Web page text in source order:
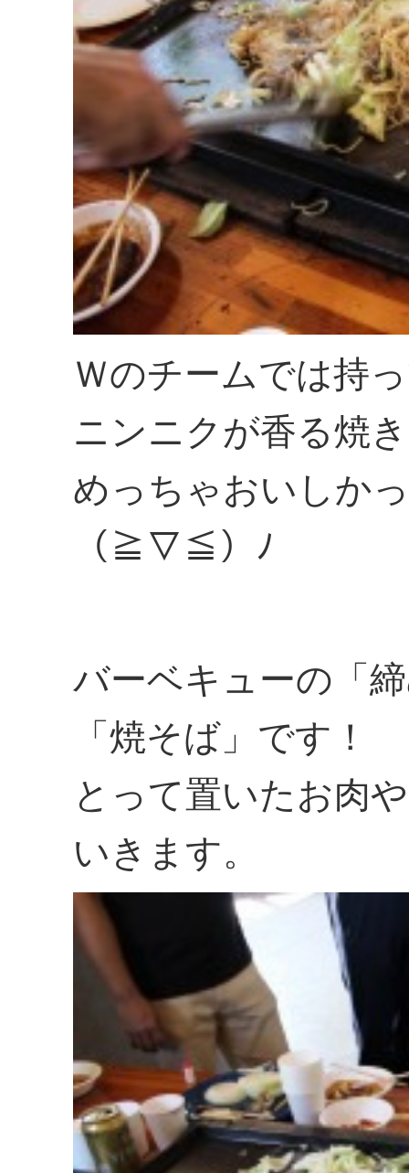
Ｗのチームでは持
ニンニクが香る焼
めっちゃおいしか
（≧▽≦）ﾉ
バーベキューの「
「焼そば」です！
とって置いたお肉
いきます。